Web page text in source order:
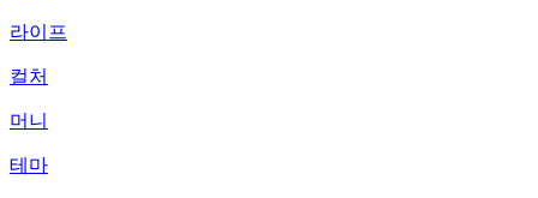
라이프
컬처
머니
테마